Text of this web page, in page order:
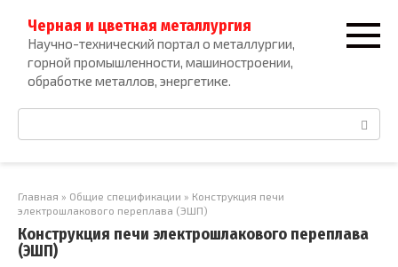
контенту
Черная и цветная металлургия
Научно-технический портал о металлургии,
горной промышленности, машиностроении,
обработке металлов, энергетике.
Поиск:
Главная » Общие спецификации » Конструкция печи
электрошлакового переплава (ЭШП)
Конструкция печи электрошлакового переплава
(ЭШП)